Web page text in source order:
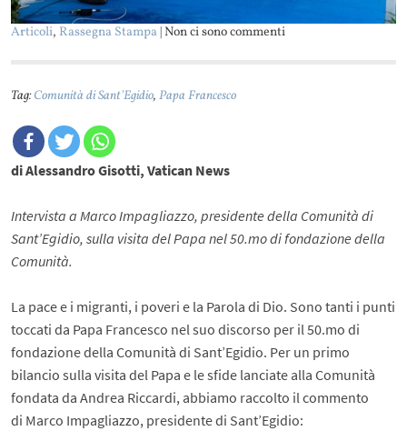
Articoli, Rassegna Stampa| Non ci sono commenti
Tag:Comunità di Sant'Egidio,Papa Francesco
di Alessandro Gisotti, Vatican News
Intervista a Marco Impagliazzo, presidente della Comunità di
Sant’Egidio, sulla visita del Papa nel 50.mo di fondazione della
Comunità.
La pace e i migranti, i poveri e la Parola di Dio. Sono tanti i punti
toccati da Papa Francesco nel suo discorso per il 50.mo di
fondazione della Comunità di Sant’Egidio. Per un primo
bilancio sulla visita del Papa e le sfide lanciate alla Comunità
fondata da Andrea Riccardi, abbiamo raccolto il commento
di Marco Impagliazzo, presidente di Sant’Egidio: